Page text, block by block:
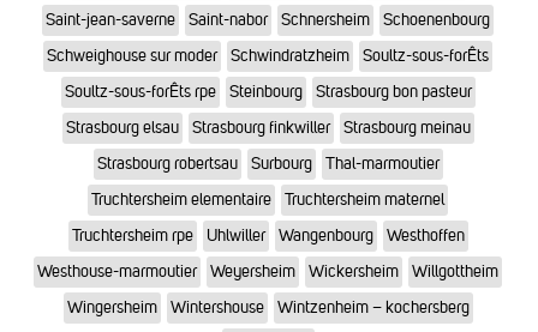
Saint-jean-saverne
Saint-nabor Schnersheim
Schoenenbourg
Schweighouse sur moder
Schwindratzheim
Soultz-sous-forÊts
Soultz-sous-forÊts rpe
Steinbourg
Strasbourg bon pasteur
Strasbourg elsau
Strasbourg finkwiller
Strasbourg meinau
Strasbourg robertsau
Surbourg
Thal-marmoutier
Truchtersheim elementaire
Truchtersheim maternel
Truchtersheim rpe
Uhlwiller Wangenbourg
Westhoffen
Westhouse-marmoutier
Weyersheim Wickersheim
Willgottheim
Wingersheim
Wintershouse
Wintzenheim – kochersberg